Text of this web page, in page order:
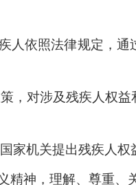
依照法律规定，通
，对涉及残疾人权
家机关提出残疾人权
神，理解、尊重、